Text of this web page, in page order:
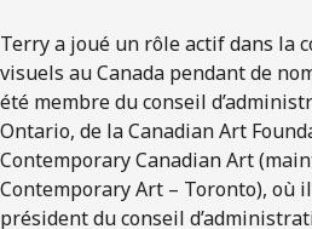
Terry a joué un rôle actif dans la
visuels au Canada pendant de
été membre du conseil
Ontario, de la Canadian Art
Contemporary Canadian Art
Contemporary Art – Toronto), où
président du conseil